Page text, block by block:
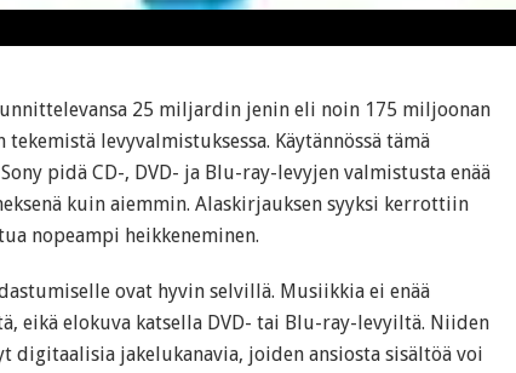
25 miljardin jenin eli noin 175 miljoonan
levyvalmistuksessa. Käytännössä tämä
pidä CD-, DVD- ja Blu-ray-levyjen valmistusta enää
kuin aiemmin. Alaskirjauksen syyksi kerrottiin
nopeampi heikkeneminen.
ovat hyvin selvillä. Musiikkia ei enää
eikä elokuva katsella DVD- tai Blu-ray-levyiltä. Niiden
digitaalisia jakelukanavia, joiden ansiosta sisältöä voi